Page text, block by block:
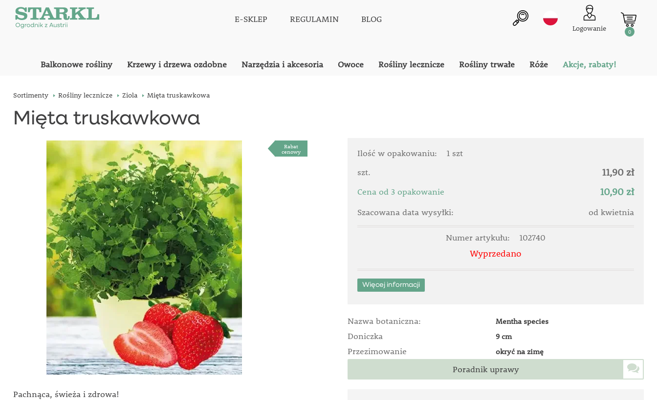
E-SKLEP REGULAMIN BLOG
Logowanie 0
Balkonowe rośliny Krzewy i drzewa ozdobne Narzędzia i akcesoria Owoce Rośliny lecznicze Rośliny trwałe Róże Akcje, rabaty!
Sortimenty Rośliny lecznicze Ziola Mięta truskawkowa
Mięta truskawkowa
Rabat
cenowy
Pachnąca, świeża i zdrowa!
Ilość w opakowaniu:
1 szt
szt.
11,90 zł
Cena od 3 opakowanie 10,90 zł
Szacowana data wysyłki: od kwietnia
Numer artykułu: 102740
Wyprzedano
Więcej informacji
Nazwa botaniczna: Mentha species
Doniczka 9 cm
Przezimowanie okryć na zimę
Poradnik uprawy